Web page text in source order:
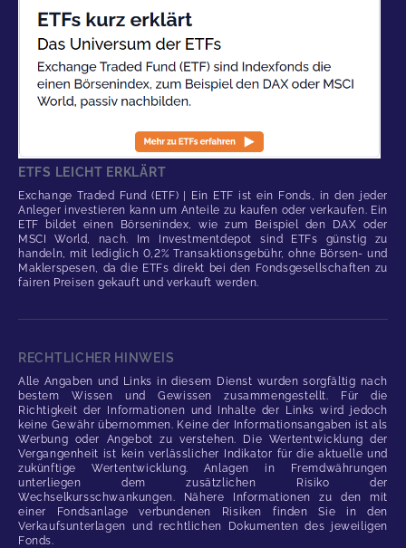
ETFS LEICHT ERKLÄRT
Exchange Traded Fund (ETF) | Ein ETF ist ein Fonds, in den jeder
Anleger investieren kann um Anteile zu kaufen oder verkaufen. Ein
ETF bildet einen Börsenindex, wie zum Beispiel den DAX oder
MSCI World, nach. Im Investmentdepot sind ETFs günstig zu
handeln, mit lediglich 0,2% Transaktionsgebühr, ohne Börsen- und
Maklerspesen, da die ETFs direkt bei den Fondsgesellschaften zu
fairen Preisen gekauft und verkauft werden.
RECHTLICHER HINWEIS
Alle Angaben und Links in diesem Dienst wurden sorgfältig nach
bestem Wissen und Gewissen zusammengestellt. Für die
Richtigkeit der Informationen und Inhalte der Links wird jedoch
keine Gewähr übernommen. Keine der Informationsangaben ist als
Werbung oder Angebot zu verstehen. Die Wertentwicklung der
Vergangenheit ist kein verlässlicher Indikator für die aktuelle und
zukünftige Wertentwicklung. Anlagen in Fremdwährungen
unterliegen dem zusätzlichen Risiko der
Wechselkursschwankungen. Nähere Informationen zu den mit
einer Fondsanlage verbundenen Risiken finden Sie in den
Verkaufsunterlagen und rechtlichen Dokumenten des jeweiligen
Fonds.